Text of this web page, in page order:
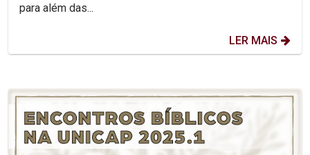
para além das...
LER MAIS